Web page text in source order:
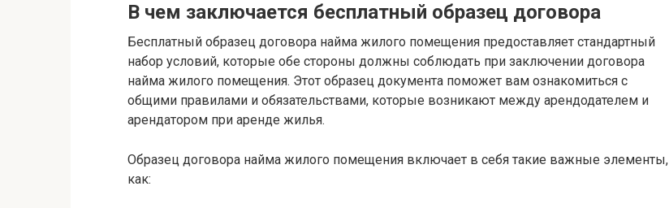
В чем заключается бесплатный образец договора
Бесплатный образец договора найма жилого помещения предоставляет стандартный
набор условий, которые обе стороны должны соблюдать при заключении договора
найма жилого помещения. Этот образец документа поможет вам ознакомиться с
общими правилами и обязательствами, которые возникают между арендодателем и
арендатором при аренде жилья.
Образец договора найма жилого помещения включает в себя такие важные элементы,
как: